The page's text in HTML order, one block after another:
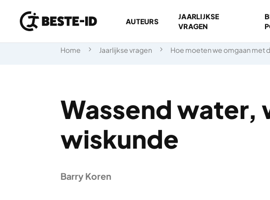
Ga naar inhoud
AUTEURS
JAARLIJKSE
VRAGEN
Home Jaarlijkse vragen Hoe moeten we omgaan met
Wassend water,
wiskunde
Barry Koren